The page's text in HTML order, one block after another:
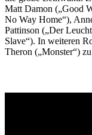
Matt Damon („Good
No Way Home“),
Pattinson („Der
Slave“). In weiteren
Theron („Monster“) zu